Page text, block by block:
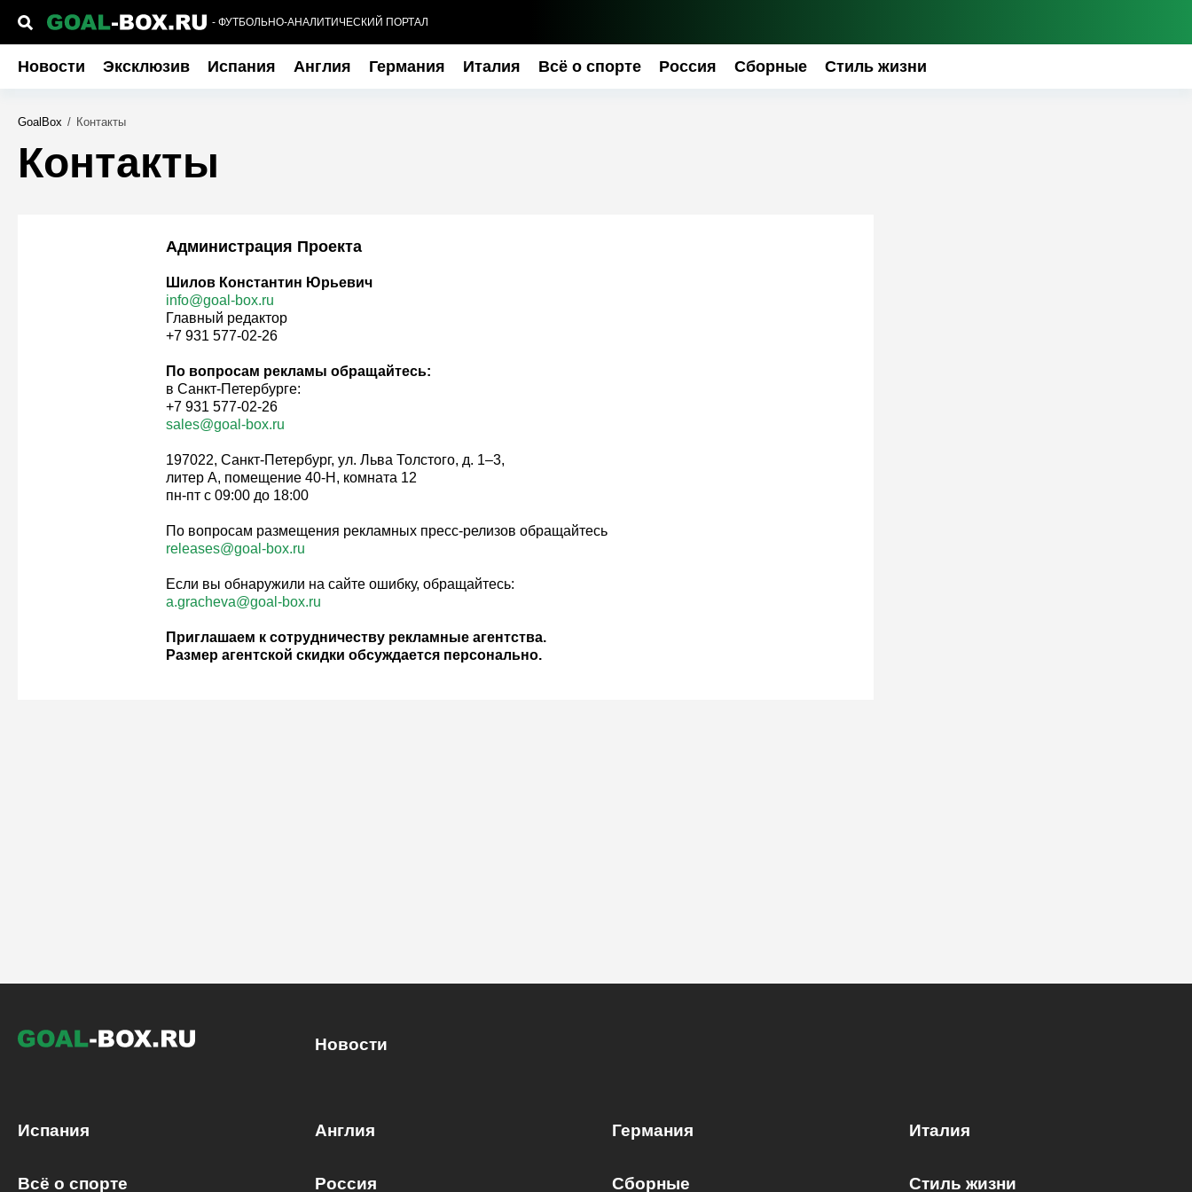
- ФУТБОЛЬНО-АНАЛИТИЧЕСКИЙ ПОРТАЛ
Новости Эксклюзив Испания Англия Германия Италия Всё о спорте Россия Сборные Стиль жизни
GoalBox / Контакты
Контакты
Администрация Проекта
Шилов Константин Юрьевич
info@goal-box.ru
Главный редактор
+7 931 577-02-26
По вопросам рекламы обращайтесь:
в Санкт-Петербурге:
+7 931 577-02-26
sales@goal-box.ru
197022, Санкт-Петербург, ул. Льва Толстого, д. 1–3,
литер А, помещение 40-Н, комната 12
пн-пт с 09:00 до 18:00
По вопросам размещения рекламных пресс-релизов обращайтесь
releases@goal-box.ru
Если вы обнаружили на сайте ошибку, обращайтесь:
a.gracheva@goal-box.ru
Приглашаем к сотрудничеству рекламные агентства.
Размер агентской скидки обсуждается персонально.
Новости
Испания Англия Германия Италия
Всё о спорте Россия Сборные Стиль жизни